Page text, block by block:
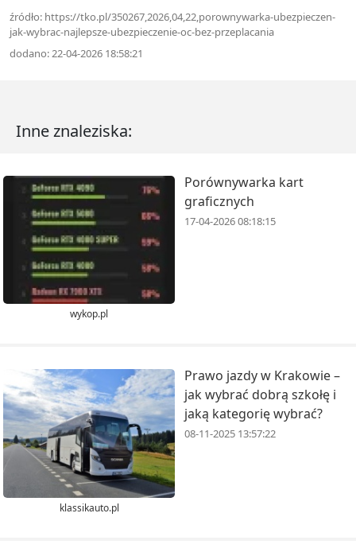
źródło: https://tko.pl/350267,2026,04,22,porownywarka-ubezpieczen-
jak-wybrac-najlepsze-ubezpieczenie-oc-bez-przeplacania
dodano: 22-04-2026 18:58:21
Inne znaleziska:
wykop.pl
Porównywarka kart
graficznych
17-04-2026 08:18:15
klassikauto.pl
Prawo jazdy w Krakowie –
jak wybrać dobrą szkołę i
jaką kategorię wybrać?
08-11-2025 13:57:22